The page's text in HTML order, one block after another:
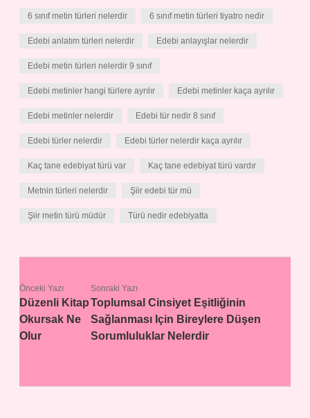
6 sınıf metin türleri nelerdir 6 sınıf metin türleri tiyatro nedir
Edebi anlatım türleri nelerdir Edebi anlayışlar nelerdir
Edebi metin türleri nelerdir 9 sınıf
Edebi metinler hangi türlere ayrılır Edebi metinler kaça ayrılır
Edebi metinler nelerdir Edebi tür nedir 8 sınıf
Edebi türler nelerdir Edebi türler nelerdir kaça ayrılır
Kaç tane edebiyat türü var Kaç tane edebiyat türü vardır
Metnin türleri nelerdir Şiir edebi tür mü
Şiir metin türü müdür Türü nedir edebiyatta
Önceki Yazı
Düzenli Kitap
Okursak Ne
Olur
Sonraki Yazı
Toplumsal Cinsiyet Eşitliğinin
Sağlanması Için Bireylere Düşen
Sorumluluklar Nelerdir